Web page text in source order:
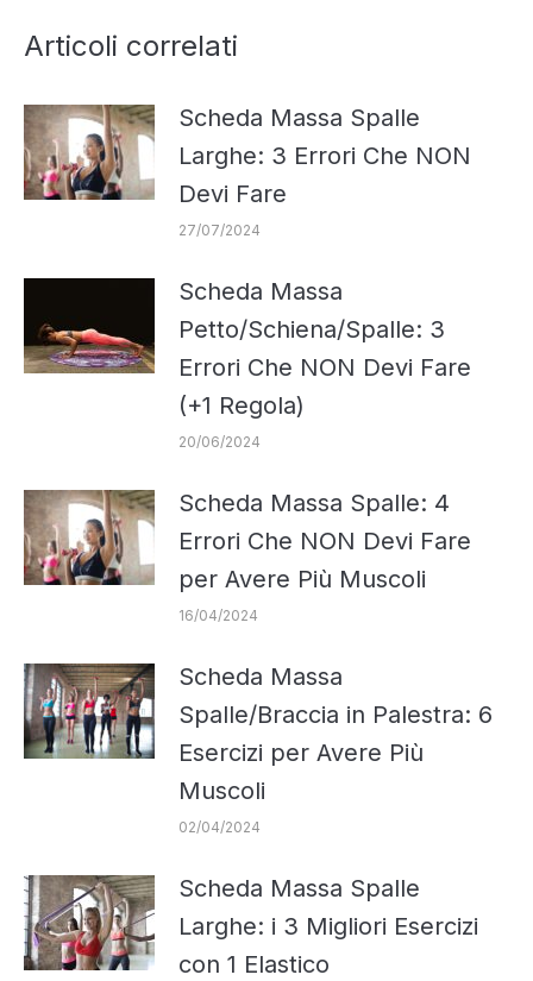
Articoli correlati
Scheda Massa Spalle
Larghe: 3 Errori Che NON
Devi Fare
27/07/2024
Scheda Massa
Petto/Schiena/Spalle: 3
Errori Che NON Devi Fare
(+1 Regola)
20/06/2024
Scheda Massa Spalle: 4
Errori Che NON Devi Fare
per Avere Più Muscoli
16/04/2024
Scheda Massa
Spalle/Braccia in Palestra: 6
Esercizi per Avere Più
Muscoli
02/04/2024
Scheda Massa Spalle
Larghe: i 3 Migliori Esercizi
con 1 Elastico